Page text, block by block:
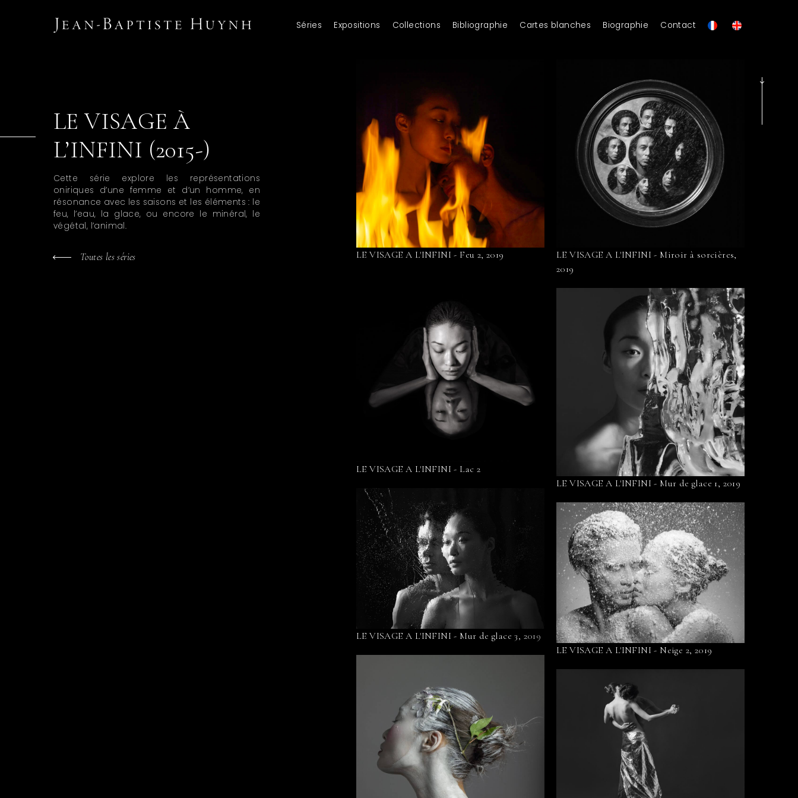
Séries Expositions Collections Bibliographie Cartes blanches Biographie Contact
LE VISAGE À
L’INFINI (2015-)
Cette série explore les représentations
oniriques d’une femme et d’un homme, en
résonance avec les saisons et les éléments : le
feu, l’eau, la glace, ou encore le minéral, le
végétal, l’animal.
Toutes les séries LE VISAGE A L'INFINI - Feu 2, 2019
LE VISAGE A L'INFINI - Miroir à sorcières,
2019
LE VISAGE A L'INFINI - Lac 2
LE VISAGE A L'INFINI - Mur de glace 1, 2019
LE VISAGE A L'INFINI - Mur de glace 3, 2019
LE VISAGE A L'INFINI - Neige 2, 2019